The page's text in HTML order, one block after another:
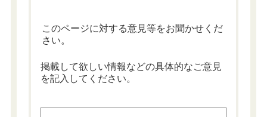
このページに対する意見等をお聞かせくだ
さい。
掲載して欲しい情報などの具体的なご意見
を記入してください。